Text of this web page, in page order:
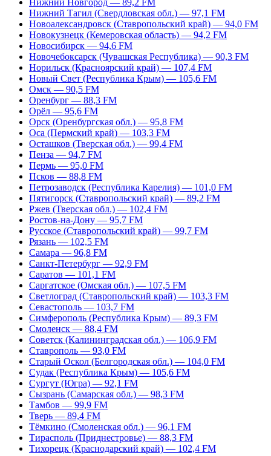
Нижний Новгород — 89,2 FM
Нижний Тагил (Свердловская обл.) — 97,1 FM
Новоалександровск (Ставропольский край) — 94,0 FM
Новокузнецк (Кемеровская область) — 94,2 FM
Новосибирск — 94,6 FM
Новочебоксарск (Чувашская Республика) — 90,3 FM
Норильск (Красноярский край) — 107,4 FM
Новый Свет (Республика Крым) — 105,6 FM
Омск — 90,5 FM
Оренбург — 88,3 FM
Орёл — 95,6 FM
Орск (Оренбургская обл.) — 95,8 FM
Оса (Пермский край) — 103,3 FM
Осташков (Тверская обл.) — 99,4 FM
Пенза — 94,7 FM
Пермь — 95,0 FM
Псков — 88,8 FM
Петрозаводск (Республика Карелия) — 101,0 FM
Пятигорск (Ставропольский край) — 89,2 FM
Ржев (Тверская обл.) — 102,4 FM
Ростов-на-Дону — 95,7 FM
Русское (Ставропольский край) — 99,7 FM
Рязань — 102,5 FM
Самара — 96,8 FM
Санкт-Петербург — 92,9 FM
Саратов — 101,1 FM
Саргатское (Омская обл.) — 107,5 FM
Светлоград (Ставропольский край) — 103,3 FM
Севастополь — 103,7 FM
Симферополь (Республика Крым) — 89,3 FM
Смоленск — 88,4 FM
Советск (Калининградская обл.) — 106,9 FM
Ставрополь — 93,0 FM
Старый Оскол (Белгородская обл.) — 104,0 FM
Судак (Республика Крым) — 105,6 FM
Сургут (Югра) — 92,1 FM
Сызрань (Самарская обл.) — 98,3 FM
Тамбов — 99,9 FM
Тверь — 89,4 FM
Тёмкино (Смоленская обл.) — 96,1 FM
Тирасполь (Приднестровье) — 88,3 FM
Тихорецк (Краснодарский край) — 102,4 FM